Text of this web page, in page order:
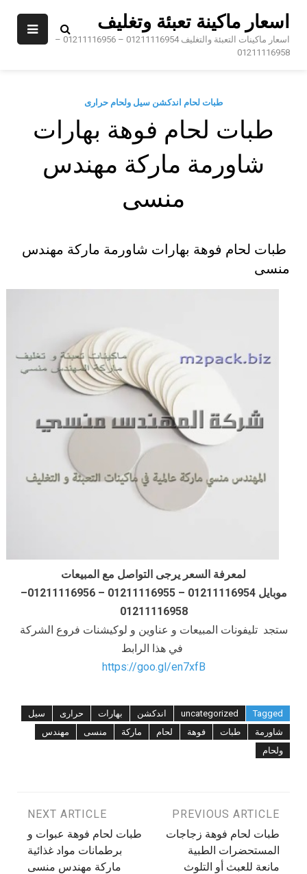
اسعار ماكينة تعبئة وتغليف
اسعار ماكينات التعبئة والتغليف 01211116954 – 01211116956 –
01211116958
طبات لحام اندكشن سيل ولحام حرارى
طبات لحام فوهة بهارات
شاورمة ماركة مهندس
منسى
طبات لحام فوهة بهارات شاورمة ماركة مهندس
منسى
لمعرفة السعر يرجى التواصل مع المبيعات
موبايل 01211116954 – 01211116955 – 01211116956–
01211116958
ستجد تليفونات المبيعات و عناوين و لوكيشنات فروع الشركة
في هذا الرابط
https://goo.gl/en7xfB
Tagged
uncategorized اندكشن بهارات حرارى
سيل
شاورمة
طبات فوهة لحام ماركة منسى
مهندس
ولحام
تصفّح
المقالات
PREVIOUS ARTICLE
طبات لحام فوهة زجاجات
المستحضرات الطبية
مانعة للعبث أو التلوث
NEXT ARTICLE
طبات لحام فوهة عبوات و
برطمانات مواد غذائية
ماركة مهندس منسى